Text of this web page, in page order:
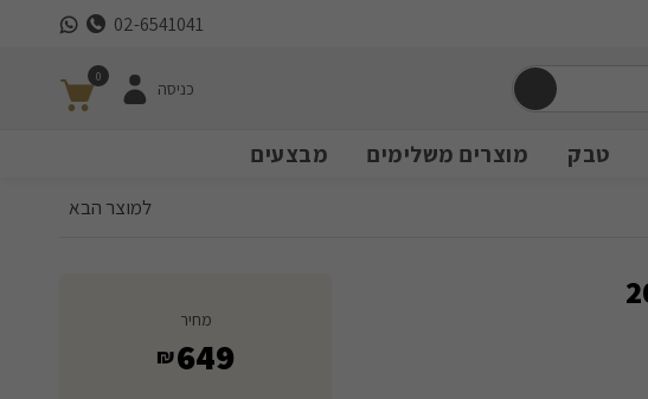
02-6541041
0
כניסה
טבק מוצרים משלימים מבצעים
למוצר הבא
מחיר
649
₪